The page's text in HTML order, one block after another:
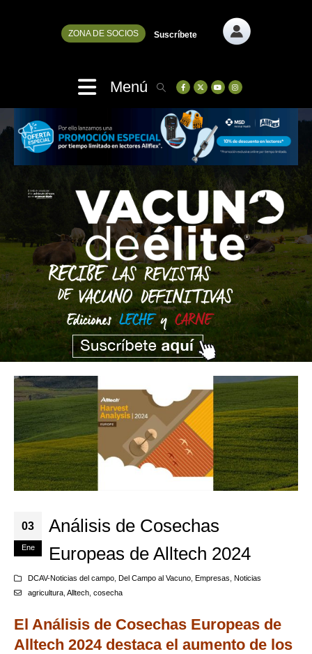
ZONA DE SOCIOS Suscríbete
Menú
03
Ene
Análisis de Cosechas
Europeas de Alltech 2024
DCAV-Noticias del campo, Del Campo al Vacuno, Empresas Noticias
agricultura, Alltech, cosecha
El Análisis de Cosechas Europeas de
Alltech 2024 destaca el aumento de los